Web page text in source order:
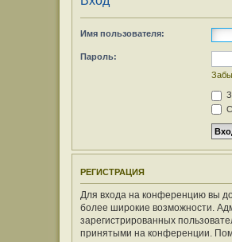
Имя пользователя:
Пароль:
РЕГИСТРАЦИЯ
Для входа на конференцию вы
более широкие возможности.
зарегистрированных
принятыми на конференции.